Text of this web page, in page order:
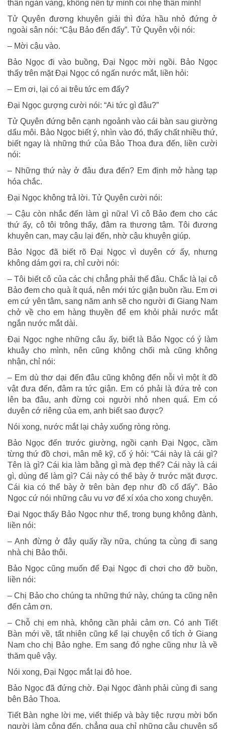
thân ngàn vàng, không nên tự mình coi nhẹ thân mình!
Tử Quyên đương khuyên giải thì đứa hầu nhỏ đứng ở
ngoài sân nói: “Cậu Bảo đến đấy”. Tử Quyên vội nói:
– Mời cậu vào.
Bảo Ngọc đi vào buồng, Đại Ngọc mời ngồi. Bảo Ngọc
thấy trên mặt Đại Ngọc có ngấn nước mắt, liền hỏi:
– Em ơi, lại có ai trêu tức em đấy?
Đại Ngọc gượng cười nói: “Ai tức gì đâu?”
Tử Quyên đứng bên cạnh ngoảnh vào cái bàn sau giường
dẩu môi. Bảo Ngọc biết ý, nhìn vào đó, thấy chất nhiều thứ,
biết ngay là những thứ của Bảo Thoa đưa đến, liền cười
nói:
– Những thứ này ở đâu đưa đến? Em định mở hàng tạp
hóa chắc.
Đại Ngọc không trả lời. Tử Quyên cười nói:
– Cậu còn nhắc đến làm gì nữa! Vì cô Bảo đem cho các
thứ ấy, cô tôi trông thấy, đâm ra thương tâm. Tôi đương
khuyên can, may cậu lại đến, nhờ cậu khuyên giúp.
Bảo Ngọc đã biết rõ Đại Ngọc vì duyên cớ ấy, nhưng
không dám gợi ra, chỉ cười nói:
– Tôi biết cô của các chị chẳng phải thế đâu. Chắc là lại cô
Bảo đem cho quà ít quá, nên mới tức giận buồn rầu. Em ơi
em cứ yên tâm, sang năm anh sẽ cho người đi Giang Nam
chở về cho em hàng thuyền để em khỏi phải nước mắt
ngắn nước mắt dài.
Đại Ngọc nghe những câu ấy, biết là Bảo Ngọc có ý làm
khuây cho mình, nên cũng không chối mà cũng không
nhận, chỉ nói:
– Em dù thơ dại đến đâu cũng không đến nỗi vì một ít đồ
vật đưa đến, đâm ra tức giận. Em có phải là đứa trẻ con
lên ba đâu, anh đừng coi người nhỏ nhen quá. Em có
duyên cớ riêng của em, anh biết sao được?
Nói xong, nước mắt lại chảy xuống ròng ròng.
Bảo Ngọc đến trước giường, ngồi cạnh Đại Ngọc, cầm
từng thứ đồ chơi, mân mê kỹ, cố ý hỏi: “Cái này là cái gì?
Tên là gì? Cái kia làm bằng gì mà đẹp thế? Cái này là cái
gì, dùng để làm gì? Cái này có thể bày ở trước mặt được.
Cái kia có thể bày ở trên bàn đẹp như đồ cổ đấy”. Bảo
Ngọc cứ nói những câu vu vơ để xí xóa cho xong chuyện.
Đại Ngọc thấy Bảo Ngọc như thế, trong bụng không đành,
liền nói:
– Anh đừng ở đây quấy rầy nữa, chúng ta cùng đi sang
nhà chị Bảo thôi.
Bảo Ngọc cũng muốn để Đại Ngọc đi chơi cho đỡ buồn,
liền nói:
– Chị Bảo cho chúng ta những thứ này, chúng ta cũng nên
đến cảm ơn.
– Chỗ chị em nhà, không cần phải cảm ơn. Có anh Tiết
Bàn mới về, tất nhiên cũng kể lại chuyện cổ tích ở Giang
Nam cho chị Bảo nghe. Em sang đó nghe cũng như là về
thăm quê vậy.
Nói xong, Đại Ngọc mắt lại đỏ hoe.
Bảo Ngọc đã đứng chờ. Đại Ngọc đành phải cùng đi sang
bên Bảo Thoa.
Tiết Bàn nghe lời mẹ, viết thiếp và bày tiệc rượu mời bốn
người làm công đến, chẳng qua chỉ những câu chuyện sổ